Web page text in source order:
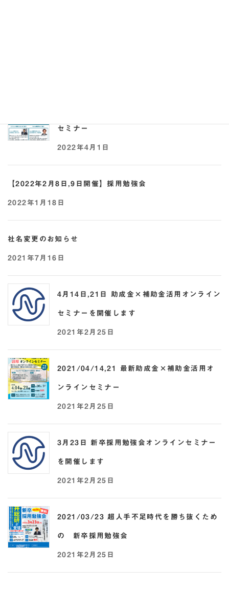
セミナー
2022年4月1日
【2022年2月8日,9日開催】採用勉強会
2022年1月18日
社名変更のお知らせ
2021年7月16日
4月14日,21日 助成金×補助金活用オンライン
セミナーを開催します
2021年2月25日
2021/04/14,21 最新助成金×補助金活用オ
ンラインセミナー
2021年2月25日
3月23日 新卒採用勉強会オンラインセミナー
を開催します
2021年2月25日
2021/03/23 超人手不足時代を勝ち抜くため
の 新卒採用勉強会
2021年2月25日